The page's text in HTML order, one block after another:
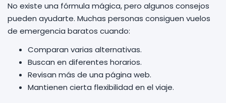
No existe una fórmula mágica, pero algunos consejos
pueden ayudarte. Muchas personas consiguen vuelos
de emergencia baratos cuando:
Comparan varias alternativas.
Buscan en diferentes horarios.
Revisan más de una página web.
Mantienen cierta flexibilidad en el viaje.